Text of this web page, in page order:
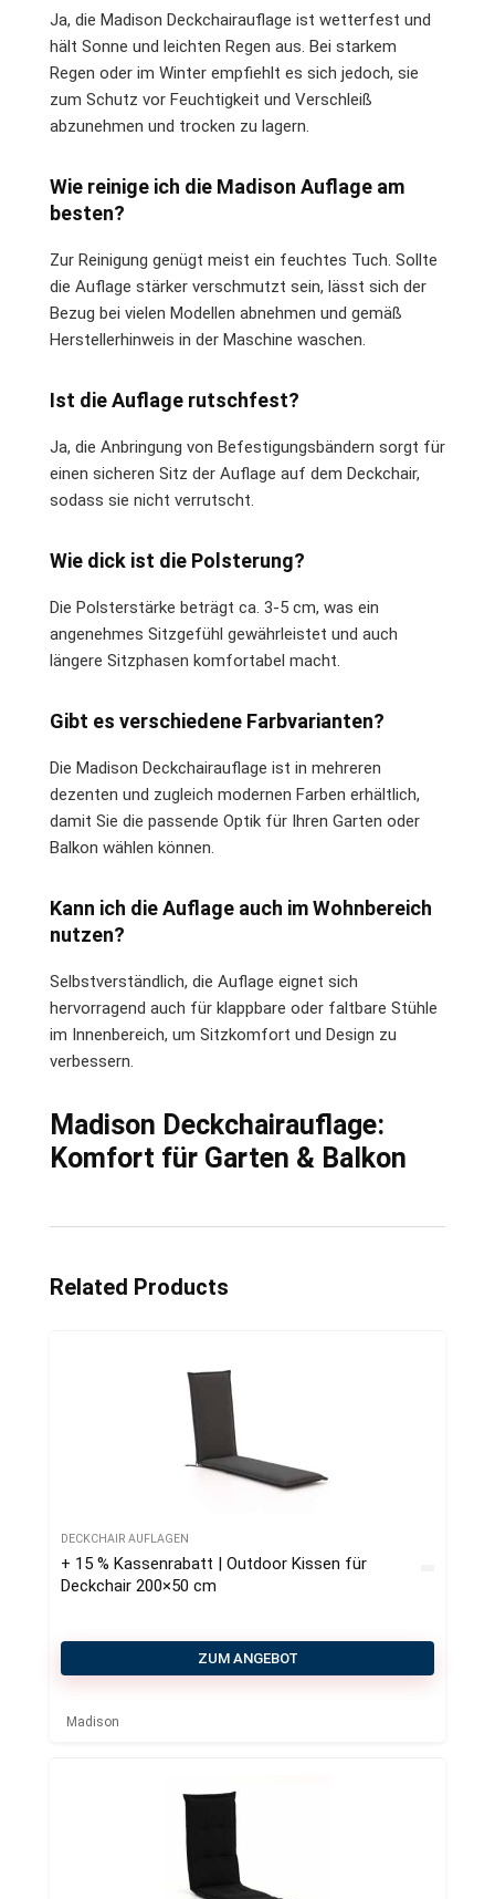
Ja, die Madison Deckchairauflage ist wetterfest und
hält Sonne und leichten Regen aus. Bei starkem
Regen oder im Winter empfiehlt es sich jedoch, sie
zum Schutz vor Feuchtigkeit und Verschleiß
abzunehmen und trocken zu lagern.
Wie reinige ich die Madison Auflage am
besten?
Zur Reinigung genügt meist ein feuchtes Tuch. Sollte
die Auflage stärker verschmutzt sein, lässt sich der
Bezug bei vielen Modellen abnehmen und gemäß
Herstellerhinweis in der Maschine waschen.
Ist die Auflage rutschfest?
Ja, die Anbringung von Befestigungsbändern sorgt für
einen sicheren Sitz der Auflage auf dem Deckchair,
sodass sie nicht verrutscht.
Wie dick ist die Polsterung?
Die Polsterstärke beträgt ca. 3-5 cm, was ein
angenehmes Sitzgefühl gewährleistet und auch
längere Sitzphasen komfortabel macht.
Gibt es verschiedene Farbvarianten?
Die Madison Deckchairauflage ist in mehreren
dezenten und zugleich modernen Farben erhältlich,
damit Sie die passende Optik für Ihren Garten oder
Balkon wählen können.
Kann ich die Auflage auch im Wohnbereich
nutzen?
Selbstverständlich, die Auflage eignet sich
hervorragend auch für klappbare oder faltbare Stühle
im Innenbereich, um Sitzkomfort und Design zu
verbessern.
Madison Deckchairauflage:
Komfort für Garten & Balkon
Related Products
DECKCHAIR AUFLAGEN
+ 15 % Kassenrabatt | Outdoor Kissen für
Deckchair 200×50 cm
ZUM ANGEBOT
Madison